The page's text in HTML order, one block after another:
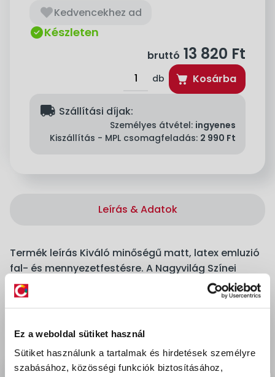
Ez a weboldal sütiket használ
Sütiket használunk a tartalmak és hirdetések személyre
szabásához, közösségi funkciók biztosításához,
Kedvencekhez ad
Készleten
bruttó 13 820 Ft
db Kosárba
delivery Szállítási díjak:
Személyes átvétel: ingyenes
Kiszállítás - MPL csomagfeladás: 2 990 Ft
Leírás & Adatok
Termék leírás Kiváló minőségű matt, latex emluzió
fal- és mennyezetfestésre. A Nagyvilág Színei
termékcsalád az egyedülálló Pigment Pro
formulának köszönhetően csúcsminőségű
kivételes fedőképességet, tartós színeket és
pecsétfoltok könnyen eltávolíthatók megőrizve a